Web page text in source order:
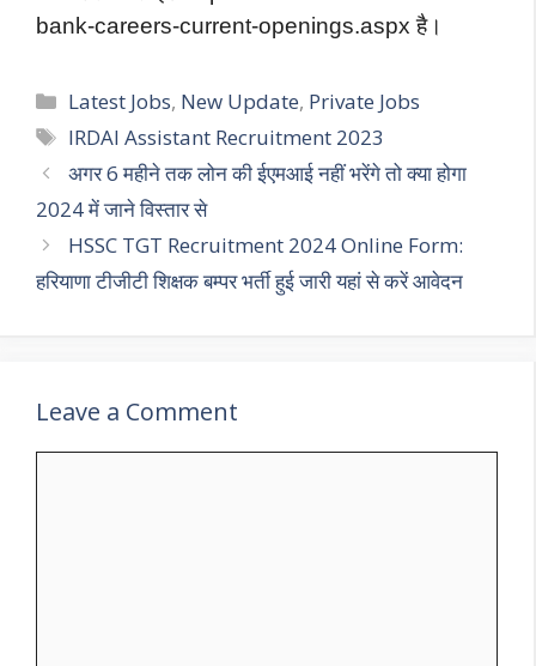
bank-careers-current-openings.aspx है।
Categories
Latest Jobs, New Update, Private Jobs
Tags
IRDAI Assistant Recruitment 2023
अगर 6 महीने तक लोन की ईएमआई नहीं भरेंगे तो क्या होगा
2024 में जाने विस्तार से
HSSC TGT Recruitment 2024 Online Form:
हरियाणा टीजीटी शिक्षक बम्पर भर्ती हुई जारी यहां से करें आवेदन
Leave a Comment